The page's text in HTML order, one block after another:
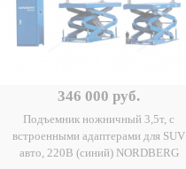
346 000 руб.
Подъемник ножничный 3,5т, с
встроенными адаптерами для SUV
авто, 220В (синий) NORDBERG